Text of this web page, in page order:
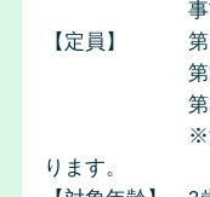
事前予
【定員】 第
第2部
第3部
※満員にな
ります。